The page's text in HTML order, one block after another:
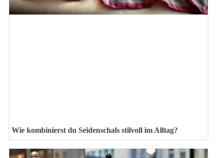
Wie kombinierst du Seidenschals stilvoll im Alltag?